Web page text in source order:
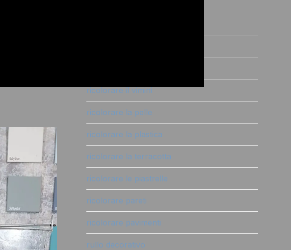
ricolorare il vimini
ricolorare la pelle
ricolorare la plastica
ricolorare la terracotta
ricolorare le piastrelle
ricolorare pareti
ricolorare pavimenti
rullo decorativo